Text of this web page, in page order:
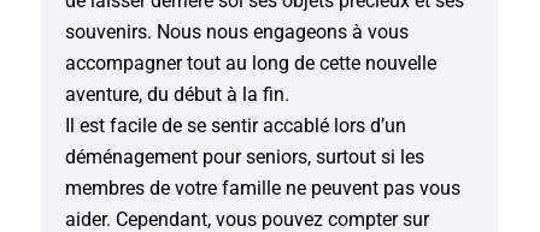
souvenirs. Nous nous engageons à vous
accompagner tout au long de cette nouvelle
aventure, du début à la fin.
Il est facile de se sentir accablé lors d’un
déménagement pour seniors, surtout si les
membres de votre famille ne peuvent pas vous
aider. Cependant, vous pouvez compter sur